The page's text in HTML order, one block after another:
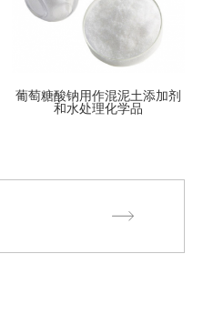
葡萄糖酸钠用作混泥土添加剂
和水处理化学品